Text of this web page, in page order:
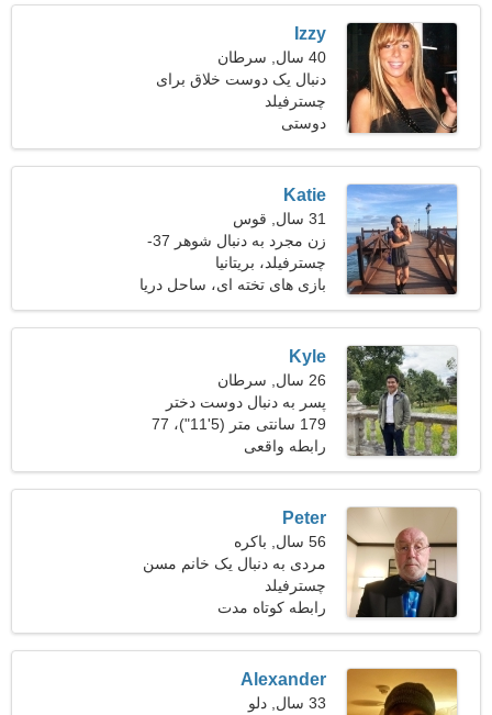
Izzy
40 سال, سرطان
دنبال یک دوست خلاق برای
اسکی هستم
چسترفیلد
دوستی
Katie
31 سال, قوس
زن مجرد به دنبال شوهر 37-
41
چسترفیلد، بریتانیا
بازی های تخته ای، ساحل دریا
Kyle
26 سال, سرطان
پسر به دنبال دوست دختر
است 21-31
179 سانتی متر (5'11")، 77
کیلوگرم (169 پوند)
رابطه واقعی
Peter
56 سال, باکره
مردی به دنبال یک خانم مسن
46-51
چسترفیلد
رابطه کوتاه مدت
Alexander
33 سال, دلو